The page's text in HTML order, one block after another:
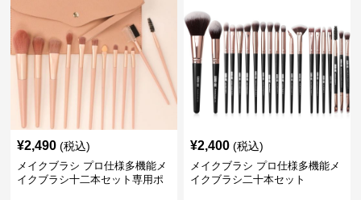
¥2,490 (税込)
メイクブラシ プロ仕様多機能メ
イクブラシ十二本セット専用ポ
¥2,400 (税込)
メイクブラシ プロ仕様多機能メ
イクブラシ二十本セット